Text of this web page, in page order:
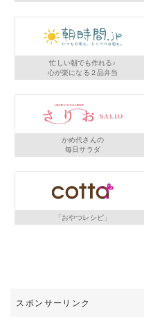
忙しい朝でも作れる♪
心が楽になる２品弁当
かめ代さんの
毎日サラダ
「おやつレシピ」